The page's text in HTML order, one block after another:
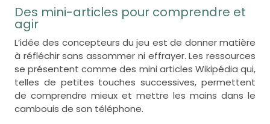
Des mini-articles pour comprendre et
agir
L’idée des concepteurs du jeu est de donner matière
à réfléchir sans assommer ni effrayer. Les ressources
se présentent comme des mini articles Wikipédia qui,
telles de petites touches successives, permettent
de comprendre mieux et mettre les mains dans le
cambouis de son téléphone.